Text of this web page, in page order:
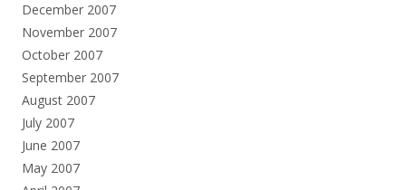
December 2007
November 2007
October 2007
September 2007
August 2007
July 2007
June 2007
May 2007